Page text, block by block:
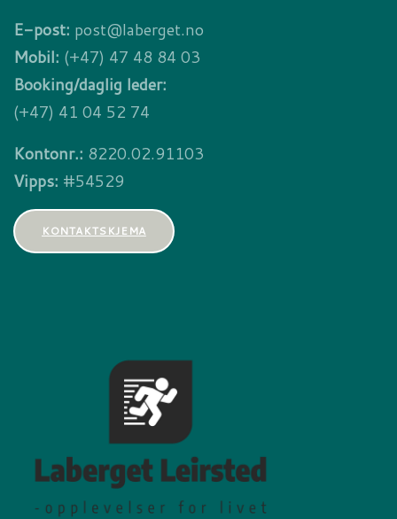
E-post: post@laberget.no
Mobil: (+47) 47 48 84 03
Booking/daglig leder:
(+47) 41 04 52 74
Kontonr.: 8220.02.91103
Vipps: #54529
KONTAKTSKJEMA